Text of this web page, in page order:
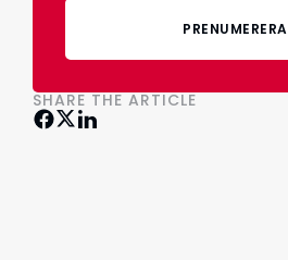
PRENUMERERA
SHARE THE ARTICLE